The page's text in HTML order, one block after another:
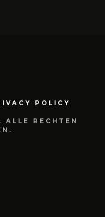
POLICY
ALLE RECHTEN